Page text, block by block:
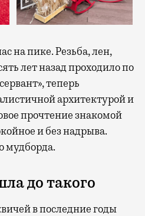
на пике. Резьба, лен,
лет назад проходило по
теперь
архитектурой и
прочтение знакомой
и без надрыва.
мудборда.
до такого
в последние годы